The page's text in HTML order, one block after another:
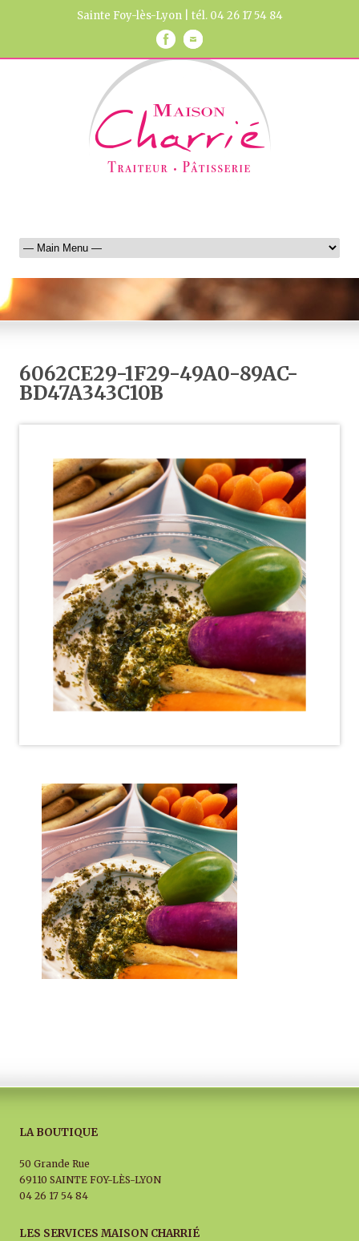
Sainte Foy-lès-Lyon | tél. 04 26 17 54 84
6062CE29-1F29-49A0-89AC-
BD47A343C10B
LA BOUTIQUE
50 Grande Rue
69110 SAINTE FOY-LÈS-LYON
04 26 17 54 84
LES SERVICES MAISON CHARRIÉ